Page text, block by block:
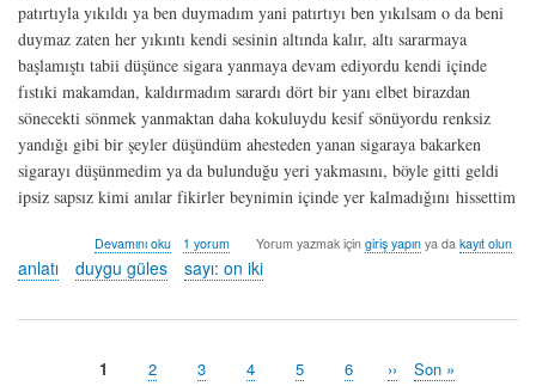
patırtıyla yıkıldı ya ben duymadım yani patırtıyı ben yıkılsam o da beni
duymaz zaten her yıkıntı kendi sesinin altında kalır, altı sararmaya
başlamıştı tabii düşünce sigara yanmaya devam ediyordu kendi içinde
fıstıki makamdan, kaldırmadım sarardı dört bir yanı elbet birazdan
sönecekti sönmek yanmaktan daha kokuluydu kesif sönüyordu renksiz
yandığı gibi bir şeyler düşündüm ahesteden yanan sigaraya bakarken
sigarayı düşünmedim ya da bulunduğu yeri yakmasını, böyle gitti geldi
ipsiz sapsız kimi anılar fikirler beynimin içinde yer kalmadığını hissettim
a.r.a
duygu
hakkında
Devamını oku 1 yorum Yorum yazmak için giriş yapınya da kayıt olun
anlatı duygu güles sayı: on iki
Şu
1 Sayfa
2 Sayfa
3 Sayfa
4 Sayfa
5 Sayfa
6
Sonraki
››
Last
Son »